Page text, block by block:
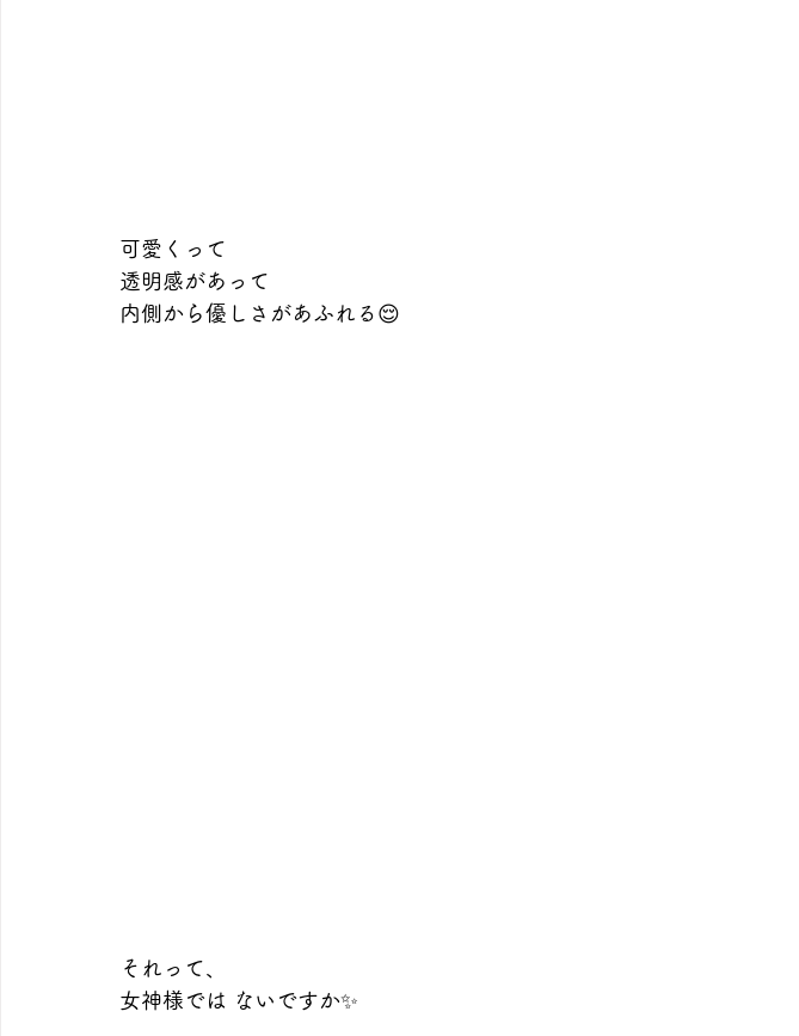
可愛くって
透明感があって
内側から優しさがあふれる😌
それって、
女神様では ないですか✨